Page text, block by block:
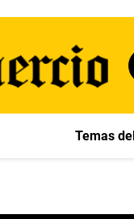
Temas